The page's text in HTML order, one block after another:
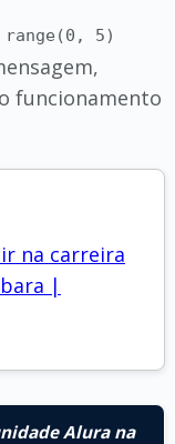
range(0, 5)
funcionamento
na carreira
|
Alura na